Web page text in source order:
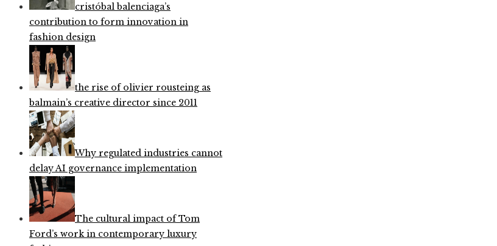
cristóbal balenciaga’s
contribution to form innovation in
fashion design
the rise of olivier rousteing as
balmain’s creative director since 2011
Why regulated industries cannot
delay AI governance implementation
The cultural impact of Tom
Ford’s work in contemporary luxury